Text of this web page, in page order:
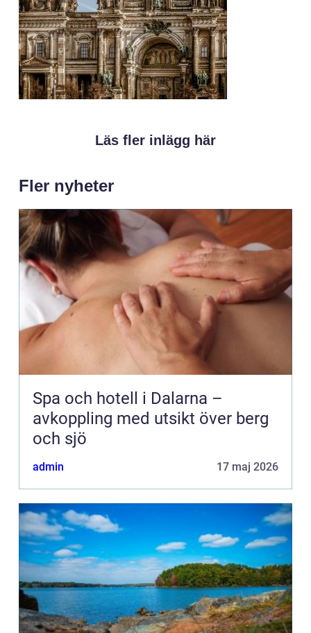
Läs fler inlägg här
Fler nyheter
Spa och hotell i Dalarna –
avkoppling med utsikt över berg
och sjö
admin 17 maj 2026